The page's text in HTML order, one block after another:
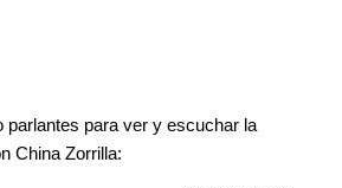
parlantes para ver y escuchar la
China Zorrilla: